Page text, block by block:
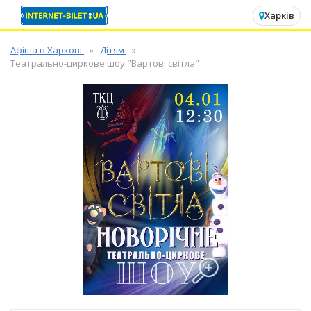
Харків
Афіша в Харкові
Дітям
Театрально-циркове шоу "Вартові світла"